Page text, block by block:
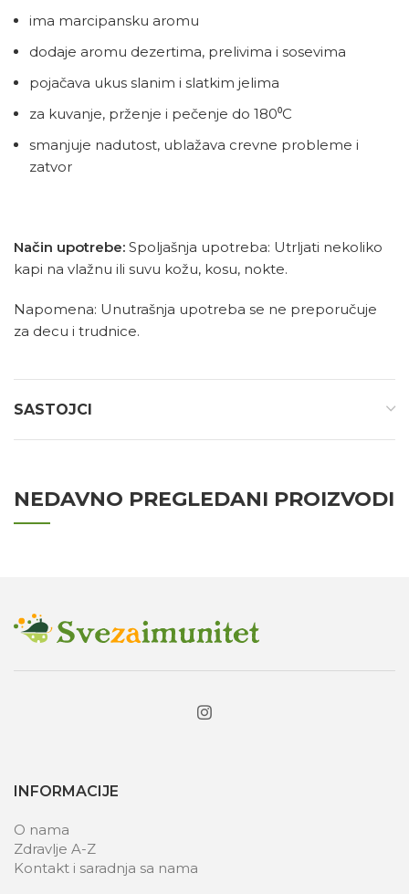
ima marcipansku aromu
dodaje aromu dezertima, prelivima i sosevima
pojačava ukus slanim i slatkim jelima
za kuvanje, prženje i pečenje do 180⁰C
smanjuje nadutost, ublažava crevne probleme i
zatvor
Način upotrebe: Spoljašnja upotreba: Utrljati nekoliko
kapi na vlažnu ili suvu kožu, kosu, nokte.
Napomena: Unutrašnja upotreba se ne preporučuje
za decu i trudnice.
SASTOJCI
NEDAVNO PREGLEDANI PROIZVODI
INFORMACIJE
O nama
Zdravlje A-Z
Kontakt i saradnja sa nama